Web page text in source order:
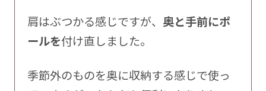
肩はぶつかる感じですが、 奥と手前にポ
ールを付け直しました。
季節外のものを奥に収納する感じで使っ